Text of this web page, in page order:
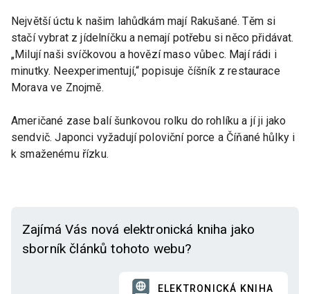
Největší úctu k našim lahůdkám mají Rakušané. Těm si
stačí vybrat z jídelníčku a nemají potřebu si něco přidávat.
„Milují naši svíčkovou a hovězí maso vůbec. Mají rádi i
minutky. Neexperimentují,“ popisuje číšník z restaurace
Morava ve Znojmě.
Američané zase balí šunkovou rolku do rohlíku a jí ji jako
sendvič. Japonci vyžadují poloviční porce a Číňané hůlky i
k smaženému řízku.
Zajímá Vás nová elektronická kniha jako
sborník článků tohoto webu?
ELEKTRONICKÁ KNIHA